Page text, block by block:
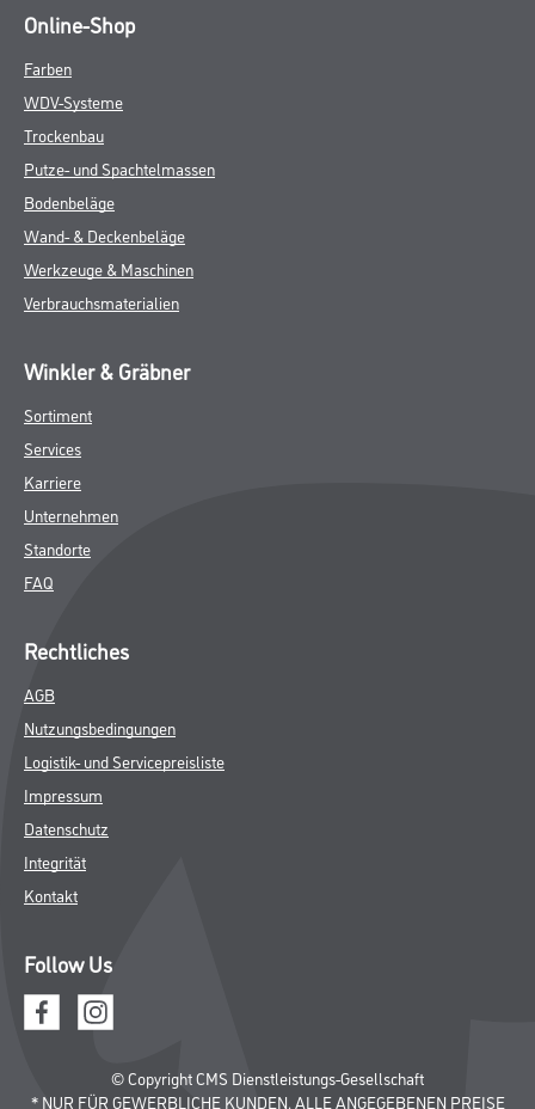
Online-Shop
Farben
WDV-Systeme
Trockenbau
Putze- und Spachtelmassen
Bodenbeläge
Wand- & Deckenbeläge
Werkzeuge & Maschinen
Verbrauchsmaterialien
Winkler & Gräbner
Sortiment
Services
Karriere
Unternehmen
Standorte
FAQ
Rechtliches
AGB
Nutzungsbedingungen
Logistik- und Servicepreisliste
Impressum
Datenschutz
Integrität
Kontakt
Follow Us
© Copyright CMS Dienstleistungs-Gesellschaft
* NUR FÜR GEWERBLICHE KUNDEN. ALLE ANGEGEBENEN PREISE